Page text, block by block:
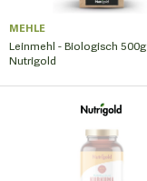
MEHLE
Leinmehl - Biologisch 500g
Nutrigold